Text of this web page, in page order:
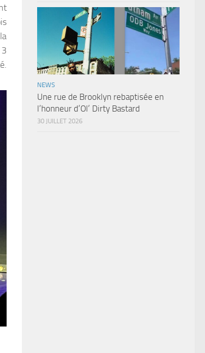
NEWS
Une rue de Brooklyn rebaptisée en
l’honneur d’Ol’ Dirty Bastard
30 JUILLET 2026